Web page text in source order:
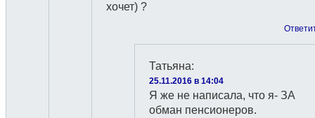
хочет) ?
Татьяна:
25.11.2016 в 14:04
Я же не написала, что я- ЗА
обман пенсионеров.